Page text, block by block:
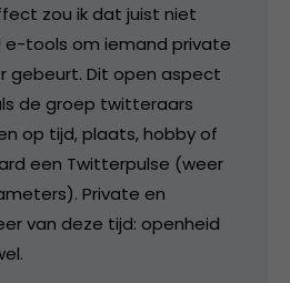
zou ik dat juist niet
e-tools om iemand private
gebeurt. Dit open aspect
de groep twitteraars
op tijd, plaats, hobby of
een Twitterpulse (weer
Private en
van deze tijd: openheid